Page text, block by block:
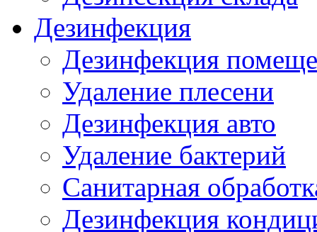
Дезинфекция
Дезинфекция
Удаление плесени
Дезинфекция авто
Удаление бактерий
Санитарная
Дезинфекция